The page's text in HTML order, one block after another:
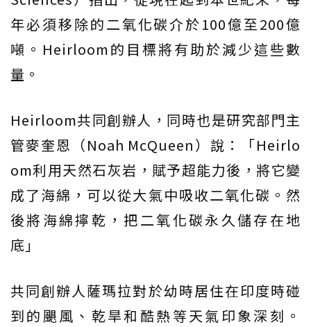
年必須移除的二氧化碳介於100億至200億
噸。Heirloom的目標將有助於減少這些數
量。
Heirloom共同創辦人，同時也是研究部門主
管麥奎恩（Noah McQueen）說：「Heirlo
om利用天然石灰岩，賦予超能力後，將它變
成了海綿，可以從大氣中吸收二氧化碳。然
後將海綿擰乾，把二氧化碳永久儲存在地
底」
共同創辦人薩瑪拉對於幼時居住在印度時碰
到的颶風、乾旱和酷熱等天氣印象深刻。